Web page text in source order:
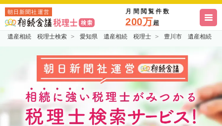
朝日新聞社運営 月間閲覧件数
200万超
遺産相続 税理士検索 愛知県 遺産相続 税理士 豊川市 遺産相続